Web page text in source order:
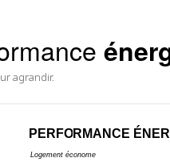
agrandir.
PERFORMANCE
Logement économe